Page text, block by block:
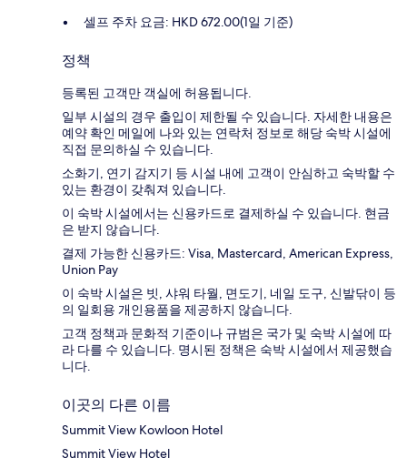
셀프 주차 요금: HKD 672.00(1일 기준)
정책
등록된 고객만 객실에 허용됩니다.
일부 시설의 경우 출입이 제한될 수 있습니다. 자세한 내용은
예약 확인 메일에 나와 있는 연락처 정보로 해당 숙박 시설에
직접 문의하실 수 있습니다.
소화기, 연기 감지기 등 시설 내에 고객이 안심하고 숙박할 수
있는 환경이 갖춰져 있습니다.
이 숙박 시설에서는 신용카드로 결제하실 수 있습니다. 현금
은 받지 않습니다.
결제 가능한 신용카드: Visa, Mastercard, American Express,
Union Pay
이 숙박 시설은 빗, 샤워 타월, 면도기, 네일 도구, 신발닦이 등
의 일회용 개인용품을 제공하지 않습니다.
고객 정책과 문화적 기준이나 규범은 국가 및 숙박 시설에 따
라 다를 수 있습니다. 명시된 정책은 숙박 시설에서 제공했습
니다.
이곳의 다른 이름
Summit View Kowloon Hotel
Summit View Hotel